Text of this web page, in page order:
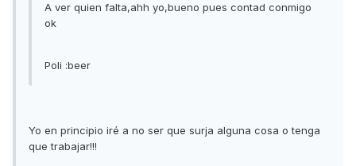
A ver quien falta,ahh yo,bueno pues contad conmigo
ok
Poli :beer
Yo en principio iré a no ser que surja alguna cosa o tenga
que trabajar!!!